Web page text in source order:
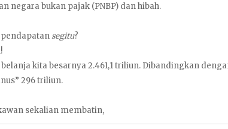
negara bukan pajak (PNBP) dan hibah.
pendapatansegitu?
kita besarnya 2.461,1 triliun. Dibandingkan
296 triliun.
sekalian membatin,